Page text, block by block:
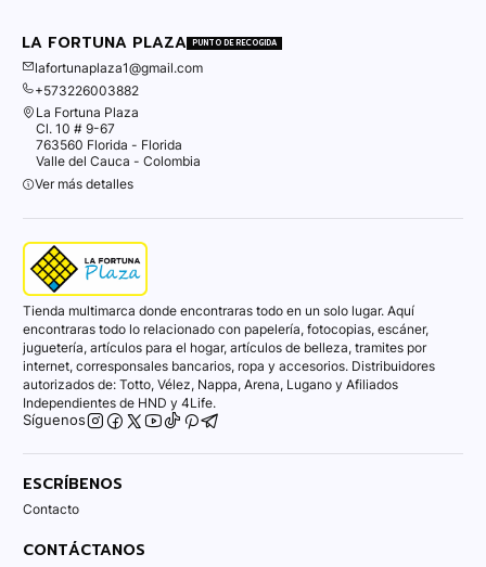
LA FORTUNA PLAZA PUNTO DE RECOGIDA
lafortunaplaza1@gmail.com
+573226003882
La Fortuna Plaza
Cl. 10 # 9-67
763560 Florida - Florida
Valle del Cauca - Colombia
Ver más detalles
Tienda multimarca donde encontraras todo en un solo lugar. Aquí
encontraras todo lo relacionado con papelería, fotocopias, escáner,
juguetería, artículos para el hogar, artículos de belleza, tramites por
internet, corresponsales bancarios, ropa y accesorios. Distribuidores
autorizados de: Totto, Vélez, Nappa, Arena, Lugano y Afiliados
Independientes de HND y 4Life.
Síguenos
ESCRÍBENOS
Contacto
CONTÁCTANOS